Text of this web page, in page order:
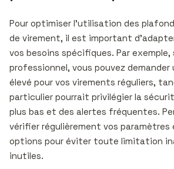
Pour optimiser l’utilisation des
de virement, il est important
vos besoins spécifiques. Par
professionnel, vous pouvez demander
élevé pour vos virements réguliers,
particulier pourrait privilégier la
plus bas et des alertes fréquentes.
vérifier régulièrement vos paramètres
options pour éviter toute limitation
inutiles.